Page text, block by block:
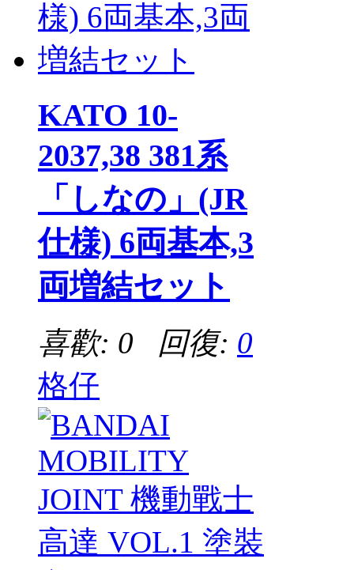
KATO 10-
2037,38 381系
「しなの」(JR
仕様) 6両基本,3
両増結セット
喜歡: 0 回復: 0
格仔